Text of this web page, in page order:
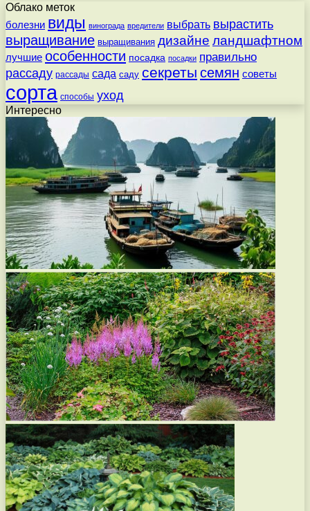
Облако меток
болезни виды винограда вредители выбрать вырастить
выращивание выращивания дизайне ландшафтном
лучшие особенности посадка посадки правильно
рассаду рассады сада саду секреты семян советы
сорта способы уход
Интересно